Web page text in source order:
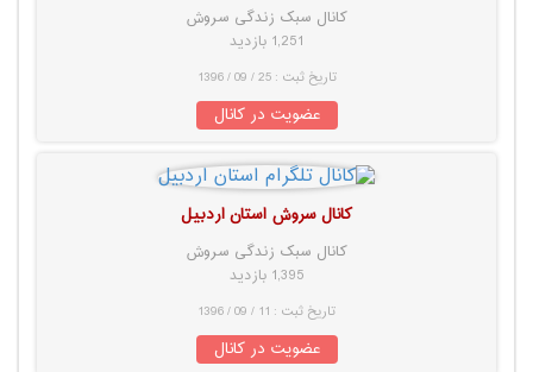
کانال سبک زندگی سروش
1,251 بازدید
تاریخ ثبت : 25 / 09 / 1396
عضویت در کانال
کانال سروش استان اردبیل
کانال سبک زندگی سروش
1,395 بازدید
تاریخ ثبت : 11 / 09 / 1396
عضویت در کانال